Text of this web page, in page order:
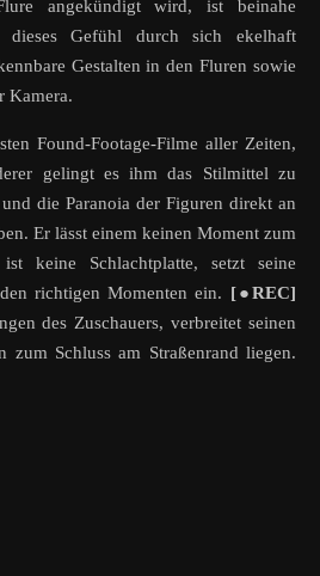
angekündigt wird, ist beinahe
dieses Gefühl durch sich ekelhaft
Gestalten in den Fluren sowie
Kamera.
Found-Footage-Filme aller Zeiten,
gelingt es ihm das Stilmittel zu
die Paranoia der Figuren direkt an
Er lässt einem keinen Moment zum
keine Schlachtplatte, setzt seine
richtigen Momenten ein. [●REC]
des Zuschauers, verbreitet seinen
zum Schluss am Straßenrand liegen.